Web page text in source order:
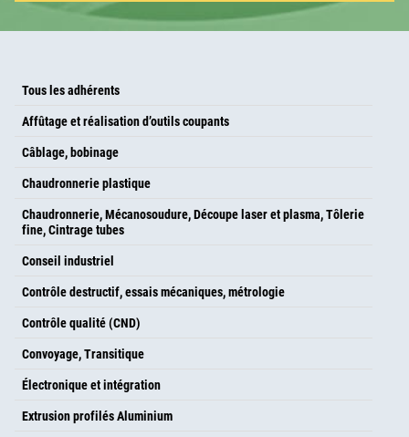
Tous les adhérents
Affûtage et réalisation d’outils coupants
Câblage, bobinage
Chaudronnerie plastique
Chaudronnerie, Mécanosoudure, Découpe laser et plasma, Tôlerie
fine, Cintrage tubes
Conseil industriel
Contrôle destructif, essais mécaniques, métrologie
Contrôle qualité (CND)
Convoyage, Transitique
Électronique et intégration
Extrusion profilés Aluminium